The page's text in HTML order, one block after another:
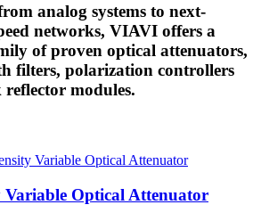
analog systems to next-
networks, VIAVI offers a
of proven optical attenuators,
filters, polarization controllers
modules.
Variable Optical Attenuator